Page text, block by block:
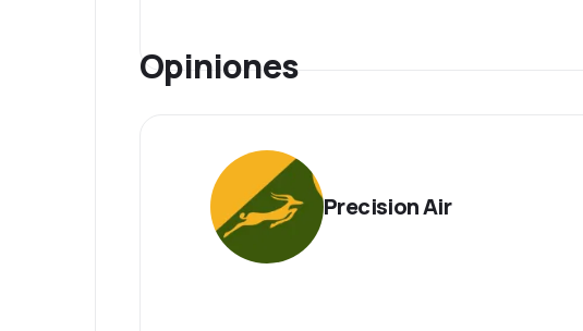
Opiniones
Precision Air